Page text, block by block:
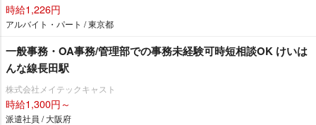
時給1,226円
アルバイト・パート / 東京都
一般事務・OA事務/管理部での事務未経験可時短相談OK けいは
んな線長田駅
株式会社メイテックキャスト
時給1,300円～
派遣社員 / 大阪府